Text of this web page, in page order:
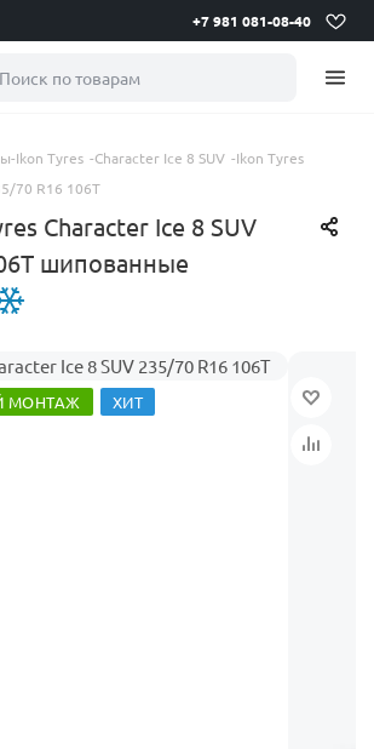
+7 981 081-08-40
Поиск по товарам
-Ikon Tyres -Character Ice 8 SUV -Ikon Tyres
70 R16 106T
Character Ice 8 SUV
шипованные
МОНТАЖ ХИТ